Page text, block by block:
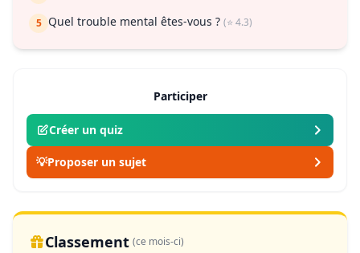
5 Quel trouble mental êtes-vous ? (⭐ 4.3)
Participer
Créer un quiz
💡Proposer un sujet
Classement (ce mois-ci)